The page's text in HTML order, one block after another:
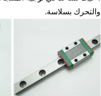
والتحرك بسلاسة.